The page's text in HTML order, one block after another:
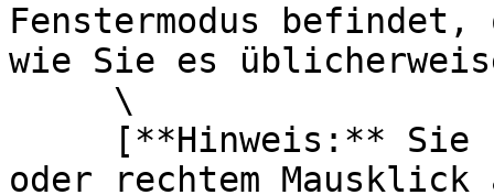
Fenstermodus
wie Sie es
oder rechtem